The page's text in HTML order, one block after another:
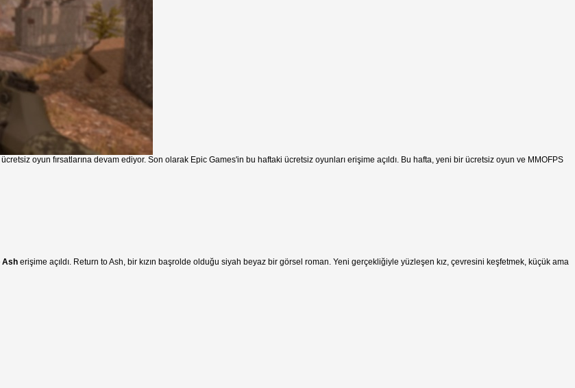
oyun fırsatlarına devam ediyor. Son olarak Epic Games'in bu haftaki ücretsiz oyunları erişime açıldı. Bu hafta, yeni bir ücretsiz oyun ve MMOFPS
Ash erişime açıldı. Return to Ash, bir kızın başrolde olduğu siyah beyaz bir görsel roman. Yeni gerçekliğiyle yüzleşen kız, çevresini keşfetmek, küçük ama